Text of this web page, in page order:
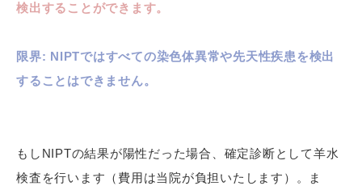
検出することができます。
限界: NIPTではすべての染色体異常や先天性疾患を検出
することはできません。
もしNIPTの結果が陽性だった場合、確定診断として羊水
検査を行います（費用は当院が負担いたします）。ま